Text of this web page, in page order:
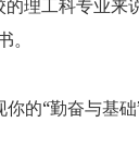
理工科专业来
的“勤奋与基